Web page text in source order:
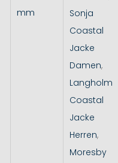
mm
Sonja
Coastal
Jacke
Damen,
Langholm
Coastal
Jacke
Herren,
Moresby